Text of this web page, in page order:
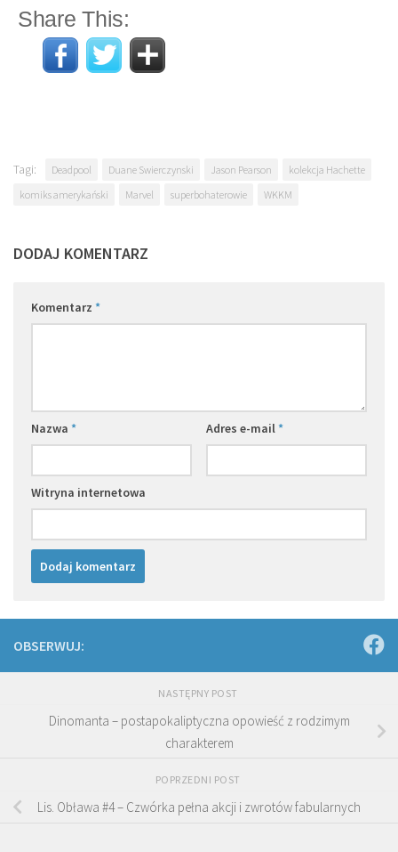
Share This:
Tagi: Deadpool Duane Swierczynski Jason Pearson
kolekcja Hachette
komiks amerykański
Marvel superbohaterowie WKKM
DODAJ KOMENTARZ
Komentarz *
Nazwa * Adres e-mail*
Witryna internetowa
OBSERWUJ:
NASTĘPNY POST
Dinomanta – postapokaliptyczna opowieść z rodzimym
charakterem
POPRZEDNI POST
Lis. Obława #4 – Czwórka pełna akcji i zwrotów fabularnych